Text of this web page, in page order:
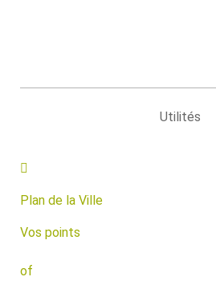
Utilités
Plan de la Ville
Vos points
of